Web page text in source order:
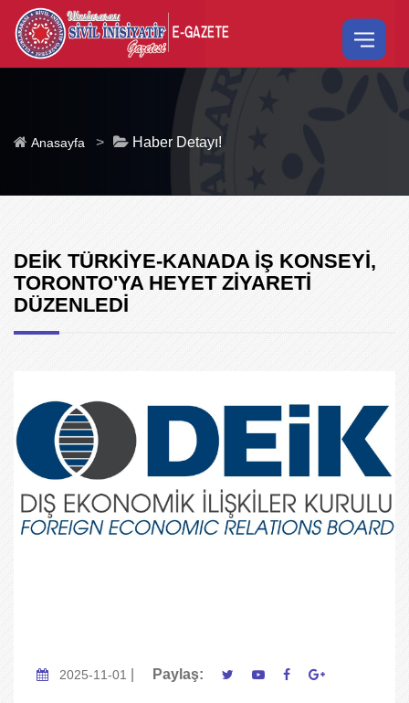
Anasayfa > Haber Detayı!
DEİK TÜRKİYE-KANADA İŞ KONSEYİ,
TORONTO'YA HEYET ZİYARETİ
DÜZENLEDİ
2025-11-01 Paylaş: